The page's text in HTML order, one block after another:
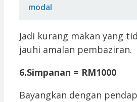
modal
Jadi kurang makan yang
jauhi amalan pembaziran.
6.Simpanan = RM1000
Bayangkan dengan